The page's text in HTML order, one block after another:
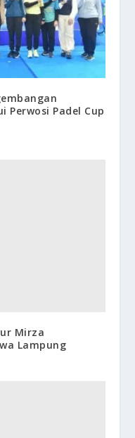
Perwosi Padel Cup
Mirza
Lampung